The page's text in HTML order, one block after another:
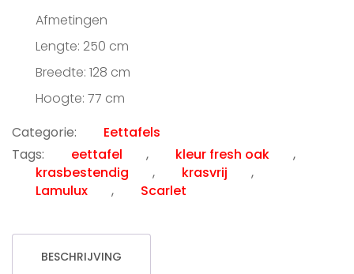
Afmetingen
Lengte: 250 cm
Breedte: 128 cm
Hoogte: 77 cm
Categorie:
Eettafels
Tags:
eettafel , kleur fresh oak
,
krasbestendig
, krasvrij
,
Lamulux
, Scarlet
BESCHRIJVING